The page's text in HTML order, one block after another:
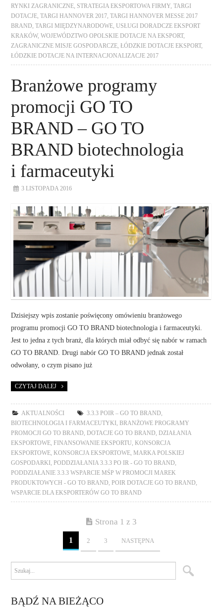
RYNKI ZAGRANICZNE STRATEGIA EKSPORTOWA FIRMY ,TARGI
DOTACJE ,TARGI HANNOVER 2017 ,TARGI HANNOVER MESSE 2017
BRAND ,TARGI MIĘDZYNARODOWE ,USŁUGI DORADCZE EKSPORT
KRAKÓW,WOJEWÓDZTWO OPOLSKIE DOTACJE NA EKSPORT,
ZAGRANICZNE MISJE GOSPODARCZE ,ŁÓDZKIE DOTACJE EKSPORT,
ŁÓDZKIE DOTACJE NA INTERNACJONALIZACJE 2017
Branżowe programy
promocji GO TO
BRAND – GO TO
BRAND biotechnologia
i farmaceutyki
3 LISTOPADA 2016
Dzisiejszy wpis zostanie poświęcony omówieniu branżowego
programu promocji GO TO BRAND biotechnologia i farmaceutyki.
Jest to jedna z tych branż, dla których miał odbyć się nabór w ramach
GO TO BRAND. Drugi nabór GO TO BRAND jednak został
odwołany, o czym pisano już
CZYTAJ DALEJ
AKTUALNOŚCI 3.3.3 POIR – GO TO BRAND
BIOTECHNOLOGIA I FARMACEUTYKI
,BRANŻOWE PROGRAMY
PROMOCJI GO TO BRAND ,DOTACJE GO TO BRAND ,DZIAŁANIA
EKSPORTOWE ,FINANSOWANIE EKSPORTU ,KONSORCJA
EKSPORTOWE ,KONSORCJA EKSPORTOWE ,MARKA POLSKIEJ
GOSPODARKI
,PODDZIAŁANIA 3.3.3 PO IR - GO TO BRAND
PODDZIAŁANIE 3.3.3 WSPARCIE MŚP W PROMOCJI MAREK
PRODUKTOWYCH - GO TO BRAND ,POIR DOTACJE GO TO BRAND
WSPARCIE DLA EKSPORTERÓW GO TO BRAND
Strona 1 z 3
1 2 3 NASTĘPNA
BĄDŹ NA BIEŻĄCO